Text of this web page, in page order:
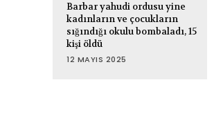
Barbar yahudi ordusu yine
kadınların ve çocukların
sığındığı okulu bombaladı, 15
kişi öldü
12 MAYIS 2025